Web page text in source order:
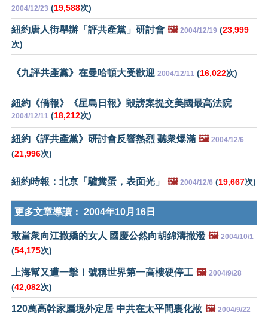
2004/12/23 (19,588次)
紐約唐人街舉辦「評共產黨」研討會 🖼️ 2004/12/19 (23,999
次)
《九評共產黨》在曼哈頓大受歡迎 2004/12/11 (16,022次)
紐約《僑報》《星島日報》毀謗案提交美國最高法院
2004/12/11 (18,212次)
紐約《評共產黨》研討會反響熱烈 聽衆爆滿 🖼️ 2004/12/6
(21,996次)
紐約時報：北京「驢糞蛋，表面光」 🖼️ 2004/12/6 (19,667次)
更多文章導讀： 2004年10月16日
敢當衆向江撒嬌的女人 國慶公然向胡錦濤撒潑 🖼️ 2004/10/1
(54,175次)
上海幫又遭一擊！號稱世界第一高樓硬停工 🖼️ 2004/9/28
(42,082次)
120萬高幹家屬境外定居 中共在太平間裏化妝 🖼️ 2004/9/22